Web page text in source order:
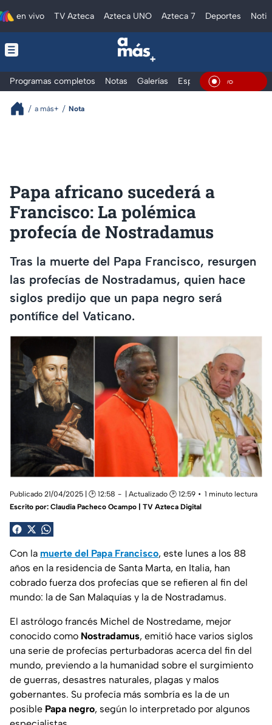
en vivo TV Azteca Azteca UNO Azteca 7 Deportes
Programas completos Notas Galerías Especiales En
a más+ Nota
Papa africano sucederá a
Francisco: La polémica
profecía de Nostradamus
Tras la muerte del Papa Francisco, resurgen
las profecías de Nostradamus, quien hace
siglos predijo que un papa negro será
pontífice del Vaticano.
Publicado 21/04/2025 | 🕑 12:58 | Actualizado 🕑 12:59
1 minuto lectura
Escrito por: Claudia Pacheco Ocampo | TV Azteca Digital
Con la muerte del Papa Francisco, este lunes a los 88
años en la residencia de Santa Marta, en Italia, han
cobrado fuerza dos profecías que se refieren al fin del
mundo: la de San Malaquías y la de Nostradamus.
El astrólogo francés Michel de Nostredame, mejor
conocido como Nostradamus, emitió hace varios siglos
una serie de profecías perturbadoras acerca del fin del
mundo, previendo a la humanidad sobre el surgimiento
de guerras, desastres naturales, plagas y malos
gobernantes. Su profecía más sombría es la de un
posible Papa negro, según lo interpretado por algunos